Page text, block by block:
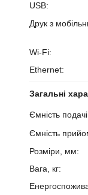
USB:
Друк з
Wi-Fi:
Ethernet:
Загальні
Ємність
Ємність
Розміри, мм:
Вага, кг: